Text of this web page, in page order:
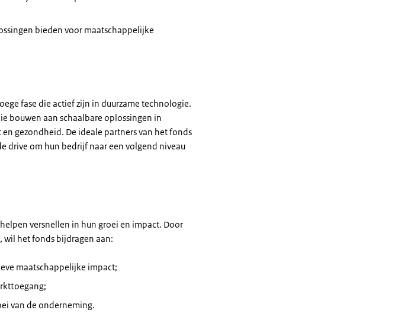
bieden voor maatschappelijke
fase die actief zijn in duurzame technologie.
bouwen aan schaalbare oplossingen in
gezondheid. De ideale partners van het fonds
drive om hun bedrijf naar een volgend niveau
versnellen in hun groei en impact. Door
wil het fonds bijdragen aan:
maatschappelijke impact;
van de onderneming.